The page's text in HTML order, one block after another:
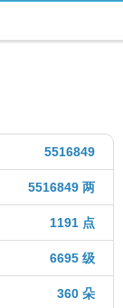
5516849
5516849 两
1191 点
6695 级
360 朵